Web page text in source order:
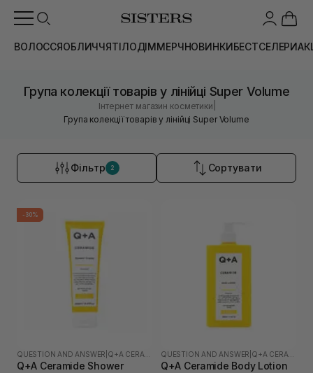
ВОЛОССЯОБЛИЧЧЯТІЛОДІММЕРЧНОВИНКИБЕСТСЕЛЕРИ
Група колекції товарів у лінійці Super Volume
Інтернет магазин косметики
Група колекції товарів у лінійці Super Volume
Фільтр 2 Сортувати
-30%
QUESTION AND ANSWER
Q+A Ceramide Shower
QUESTION AND ANSWER
Q+A Ceramide Body Lotion